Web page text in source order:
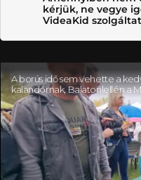
kérjük, ne vegye
VideaKid